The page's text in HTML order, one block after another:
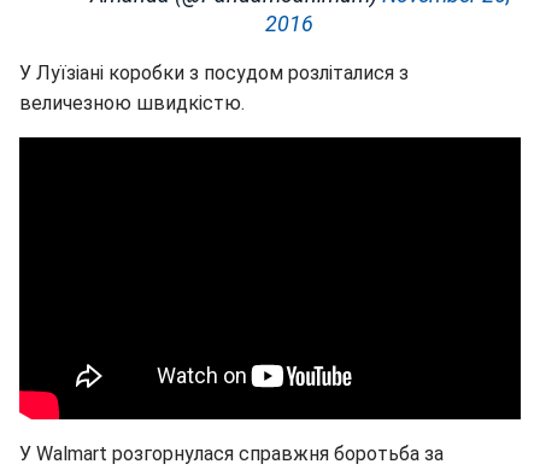
2016
У Луїзіані коробки з посудом розліталися з
величезною швидкістю.
У Walmart розгорнулася справжня боротьба за